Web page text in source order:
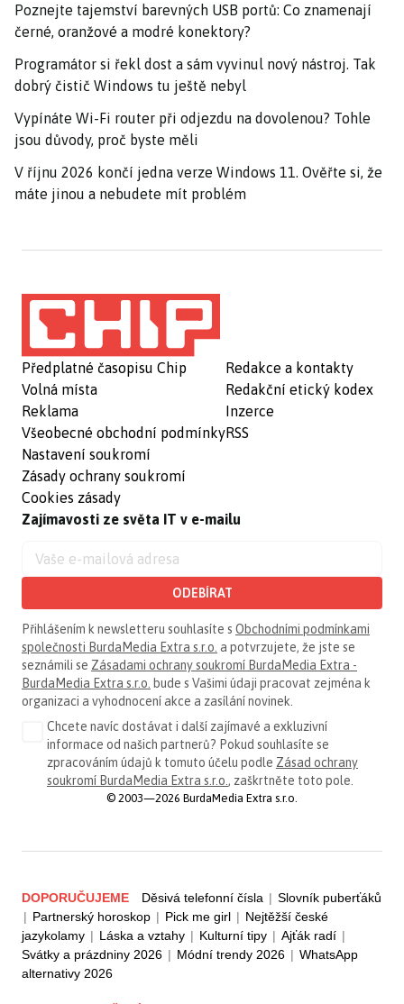
Poznejte tajemství barevných USB portů: Co znamenají
černé, oranžové a modré konektory?
Programátor si řekl dost a sám vyvinul nový nástroj. Tak
dobrý čistič Windows tu ještě nebyl
Vypínáte Wi-Fi router při odjezdu na dovolenou? Tohle
jsou důvody, proč byste měli
V říjnu 2026 končí jedna verze Windows 11. Ověřte si, že
máte jinou a nebudete mít problém
Předplatné časopisu Chip
Volná místa
Reklama
Všeobecné obchodní podmínky
Nastavení soukromí
Zásady ochrany soukromí
Cookies zásady
Redakce a kontakty
Redakční etický kodex
Inzerce
RSS
Zajímavosti ze světa IT v e-mailu
ODEBÍRAT
Přihlášením k newsletteru souhlasíte s Obchodními podmínkami
společnosti BurdaMedia Extra s.r.o. a potvrzujete, že jste se
seznámili se Zásadami ochrany soukromí BurdaMedia Extra -
BurdaMedia Extra s.r.o. bude s Vašimi údaji pracovat zejména k
organizaci a vyhodnocení akce a zasílání novinek.
Chcete navíc dostávat i další zajímavé a exkluzivní
informace od našich partnerů? Pokud souhlasíte se
zpracováním údajů k tomuto účelu podle Zásad ochrany
soukromí BurdaMedia Extra s.r.o. , zaškrtněte toto pole.
© 2003—2026 BurdaMedia Extra s.r.o.
DOPORUČUJEME Děsivá telefonní čísla | Slovník puberťáků
| Partnerský horoskop | Pick me girl | Nejtěžší české
jazykolamy | Láska a vztahy | Kulturní tipy | Ajťák radí |
Svátky a prázdniny 2026 | Módní trendy 2026 | WhatsApp
alternativy 2026